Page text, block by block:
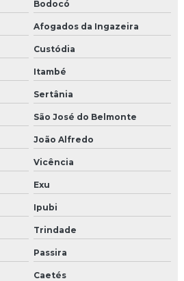
Bodocó
Afogados da Ingazeira
Custódia
Itambé
Sertânia
São José do Belmonte
João Alfredo
Vicência
Exu
Ipubi
Trindade
Passira
Caetés